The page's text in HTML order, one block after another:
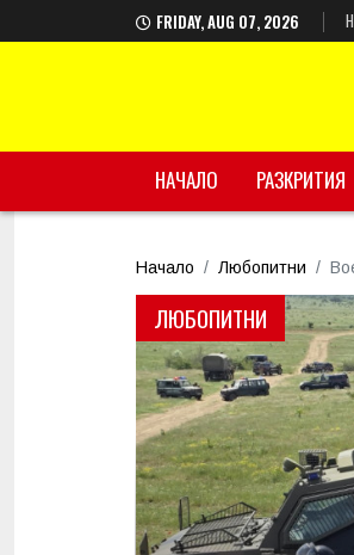
FRIDAY, AUG 07, 2026
НАЧАЛО РАЗКРИТИЯ
Начало Любопитни
ЛЮБОПИТНИ